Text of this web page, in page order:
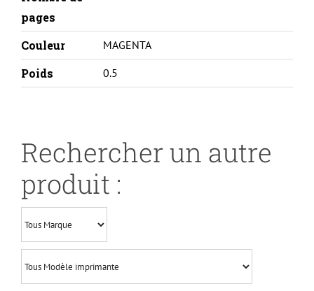
pages
Couleur
MAGENTA
Poids 0.5
Rechercher un autre
produit :